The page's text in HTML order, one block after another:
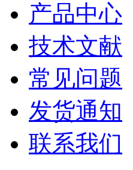
产品中心
技术文献
常见问题
发货通知
联系我们